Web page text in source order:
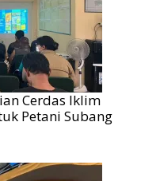
Cerdas Iklim
Petani Subang